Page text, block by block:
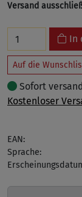
Versand
In
Auf die
Sofort
Kostenloser
EAN:
Sprache: